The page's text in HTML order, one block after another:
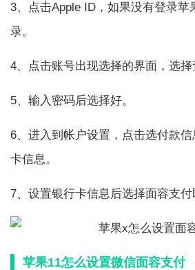
3、点击Apple ID，如果没有登录苹
录。
4、点击账号出现选择的界面，选择
5、输入密码后选择好。
6、进入到帐户设置，点击选付款
卡信息。
7、设置银行卡信息后选择面容支付
苹果11怎么设置微信面容支付